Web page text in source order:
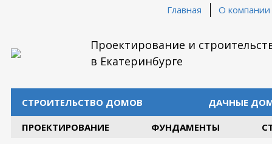
Главная О компании
Проектирование и
в Екатеринбурге
СТРОИТЕЛЬСТВО ДОМОВ ДАЧНЫЕ
ПРОЕКТИРОВАНИЕ ФУНДАМЕНТЫ